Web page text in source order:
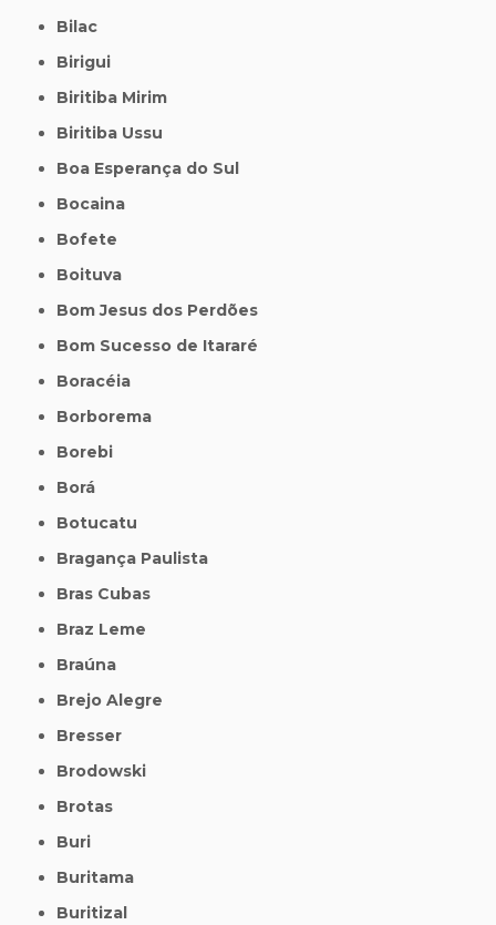
Bilac
Birigui
Biritiba Mirim
Biritiba Ussu
Boa Esperança do Sul
Bocaina
Bofete
Boituva
Bom Jesus dos Perdões
Bom Sucesso de Itararé
Boracéia
Borborema
Borebi
Borá
Botucatu
Bragança Paulista
Bras Cubas
Braz Leme
Braúna
Brejo Alegre
Bresser
Brodowski
Brotas
Buri
Buritama
Buritizal